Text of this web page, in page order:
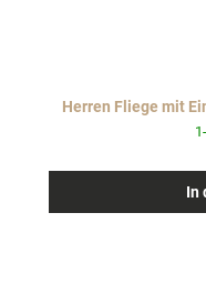
Herren Fliege mit
In